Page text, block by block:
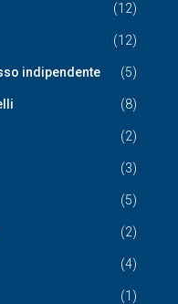
(12)
(12)
indipendente (5)
(8)
(2)
(3)
(5)
(2)
(4)
(1)